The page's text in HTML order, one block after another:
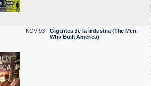
NOV-93
Gigantes de la industria (The Men
Who Built America)